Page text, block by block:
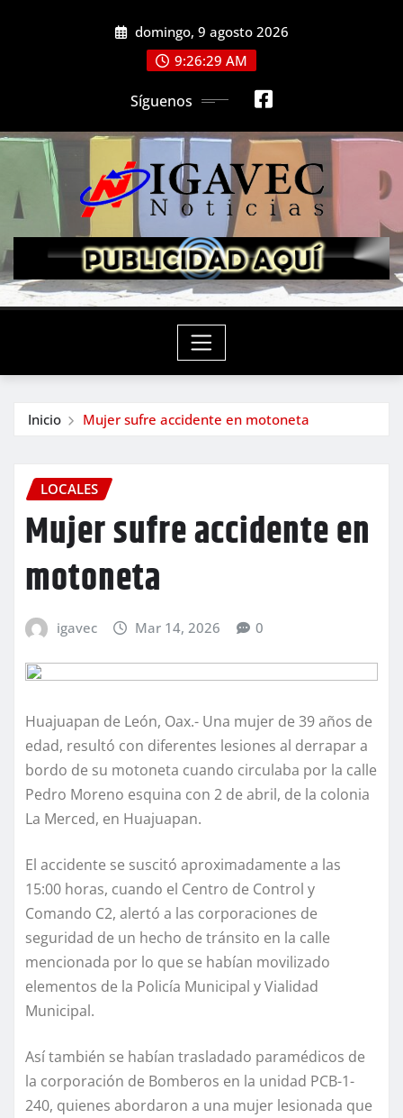
domingo, 9 agosto 2026
9:26:30 AM
Síguenos
Inicio Mujer sufre accidente en motoneta
LOCALES
Mujer sufre accidente en
motoneta
igavec Mar 14, 2026 0
Huajuapan de León, Oax.- Una mujer de 39 años de
edad, resultó con diferentes lesiones al derrapar a
bordo de su motoneta cuando circulaba por la calle
Pedro Moreno esquina con 2 de abril, de la colonia
La Merced, en Huajuapan.
El accidente se suscitó aproximadamente a las
15:00 horas, cuando el Centro de Control y
Comando C2, alertó a las corporaciones de
seguridad de un hecho de tránsito en la calle
mencionada por lo que se habían movilizado
elementos de la Policía Municipal y Vialidad
Municipal.
Así también se habían trasladado paramédicos de
la corporación de Bomberos en la unidad PCB-1-
240, quienes abordaron a una mujer lesionada que